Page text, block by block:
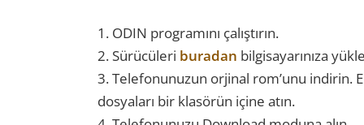
1. ODIN programını çalıştırın.
2. Sürücüleri buradan bilgisayarınıza
3. Telefonunuzun orjinal rom’unu indirin.
dosyaları bir klasörün içine atın.